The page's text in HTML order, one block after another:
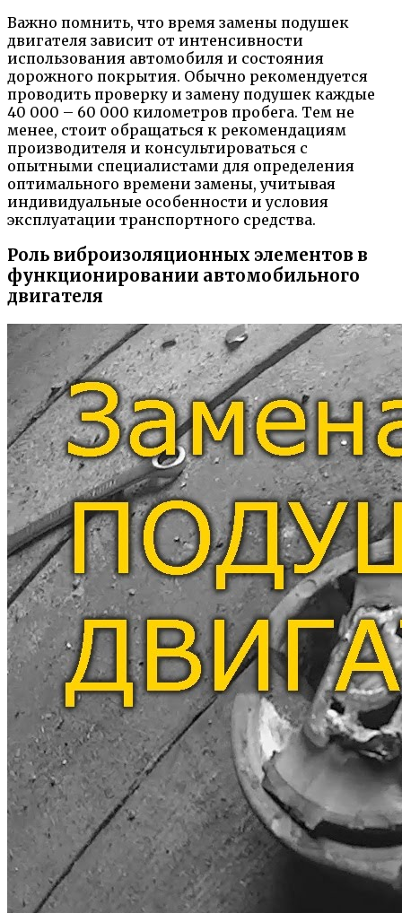
Важно помнить, что время замены подушек
двигателя зависит от интенсивности
использования автомобиля и состояния
дорожного покрытия. Обычно рекомендуется
проводить проверку и замену подушек каждые
40 000 – 60 000 километров пробега. Тем не
менее, стоит обращаться к рекомендациям
производителя и консультироваться с
опытными специалистами для определения
оптимального времени замены, учитывая
индивидуальные особенности и условия
эксплуатации транспортного средства.
Роль виброизоляционных элементов в
функционировании автомобильного
двигателя